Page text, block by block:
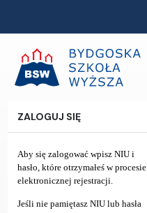
ZALOGUJ SIĘ
Aby się zalogować wpisz NIU i
hasło, które otrzymałeś w procesie
elektronicznej rejestracji.
Jeśli nie pamiętasz NIU lub hasła